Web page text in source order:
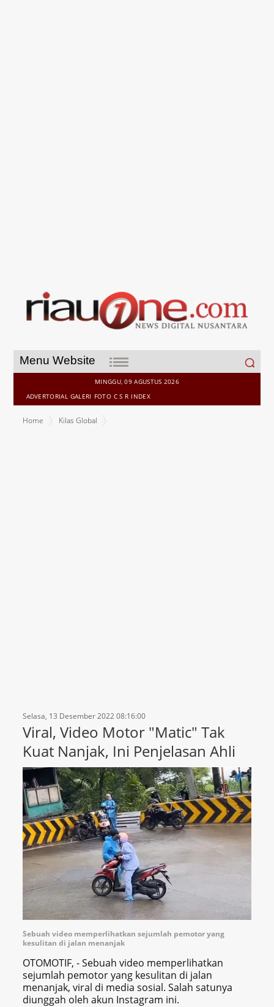
Menu Website
Search
for:
MINGGU, 09 AGUSTUS 2026
ADVERTORIAL GALERI FOTO C S R INDEX
Home
Kilas Global
Selasa, 13 Desember 2022 08:16:00
Viral, Video Motor "Matic" Tak
Kuat Nanjak, Ini Penjelasan Ahli
Sebuah video memperlihatkan sejumlah pemotor yang
kesulitan di jalan menanjak
OTOMOTIF, - Sebuah video memperlihatkan
sejumlah pemotor yang kesulitan di jalan
menanjak, viral di media sosial. Salah satunya
diunggah oleh akun Instagram ini.